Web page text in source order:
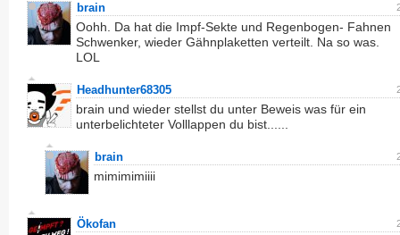
brain
Oohh. Da hat die Impf-Sekte und Regenbogen- Fahnen
Schwenker, wieder Gähnplaketten verteilt. Na so was.
LOL
Headhunter68305
brain und wieder stellst du unter Beweis was für ein
unterbelichteter Volllappen du bist......
brain
mimimimiiii
Ökofan